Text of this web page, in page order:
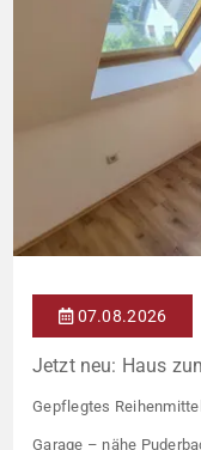
07.08.2026
Jetzt neu: Haus
Gepflegtes
Garage – nähe